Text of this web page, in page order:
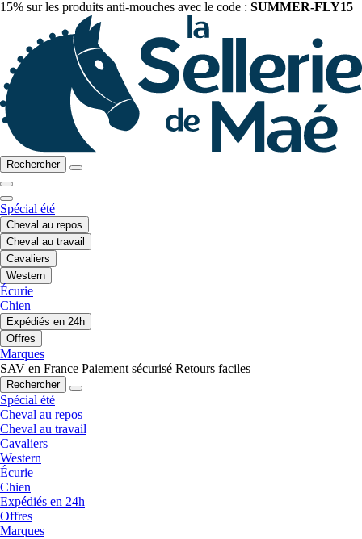
15% sur les produits anti-mouches avec le code : SUMMER-FLY15
Rechercher
Spécial été
Cheval au repos
Cheval au travail
Cavaliers
Western
Écurie
Chien
Expédiés en 24h
Offres
Marques
SAV en France Paiement sécurisé Retours faciles
Rechercher
Spécial été
Cheval au repos
Cheval au travail
Cavaliers
Western
Écurie
Chien
Expédiés en 24h
Offres
Marques